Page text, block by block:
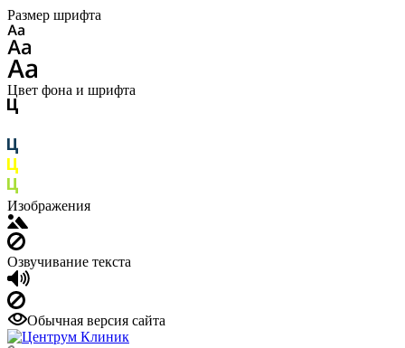
Размер шрифта
Цвет фона и шрифта
Изображения
Озвучивание текста
Обычная версия сайта